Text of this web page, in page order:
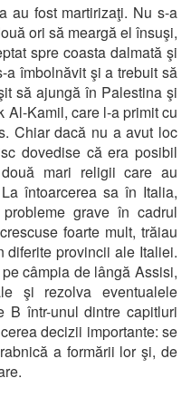
au fost martirizaţi. Nu s-a
ori să meargă el însuşi,
spre coasta dalmată şi
îmbolnăvit şi a trebuit să
să ajungă în Palestina şi
Al-Kamil, care l-a primit cu
Chiar dacă nu a avut loc
dovedise că era posibil
mari religii care au
întoarcerea sa în Italia,
grave în cadrul
foarte mult, trăiau
diferite provincii ale Italiei.
câmpia de lângă Assisi,
şi rezolva eventualele
B într-unul dintre capitluri
decizii importante: se
a formării lor şi, de